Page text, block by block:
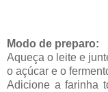
Modo de preparo:
Aqueça o leite e
o açúcar e o
Adicione a farinha